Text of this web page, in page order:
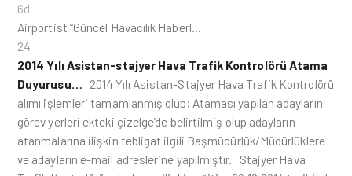
6d
Airportist “Güncel Havacılık Haberl…
24
2014 Yılı Asistan-stajyer Hava Trafik Kontrolörü Atama
Duyurusu… 2014 Yılı Asistan-Stajyer Hava Trafik Kontrolörü
alımı işlemleri tamamlanmış olup; Ataması yapılan adayların
görev yerleri ekteki çizelge’de belirtilmiş olup adayların
atanmalarına ilişkin tebligat ilgili Başmüdürlük/Müdürlüklere
ve adayların e-mail adreslerine yapılmıştır. Stajyer Hava